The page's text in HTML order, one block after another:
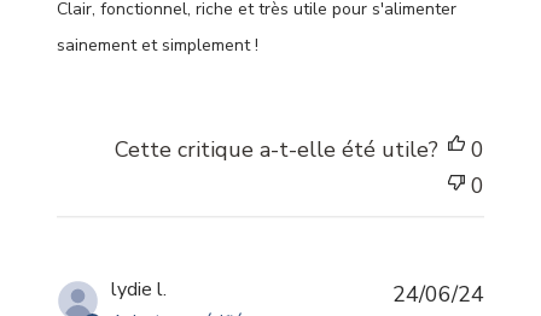
Clair, fonctionnel, riche et très utile pour s'alimenter
sainement et simplement !
Cette critique a-t-elle été utile?
0
0
lydie l. 24/06/24